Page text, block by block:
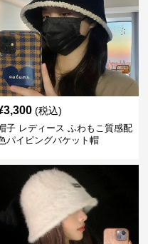
3,300 (税込)
子 レディース ふわもこ質感配
パイピングバケット帽